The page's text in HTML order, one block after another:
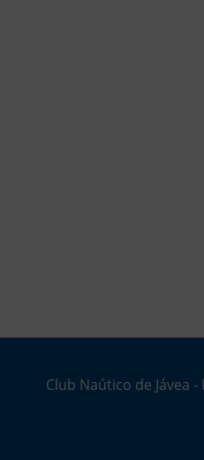
Club Naútico de Jávea